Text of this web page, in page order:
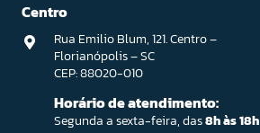
Centro
Rua Emilio Blum, 121. Centro –
Florianópolis – SC
CEP: 88020-010
Horário de atendimento:
Segunda a sexta-feira, das8h às 18h